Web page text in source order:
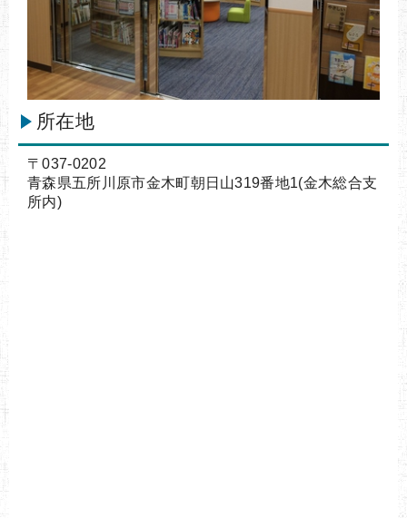
所在地
〒037-0202
青森県五所川原市金木町朝日山319番地1(金木総合支
所内)